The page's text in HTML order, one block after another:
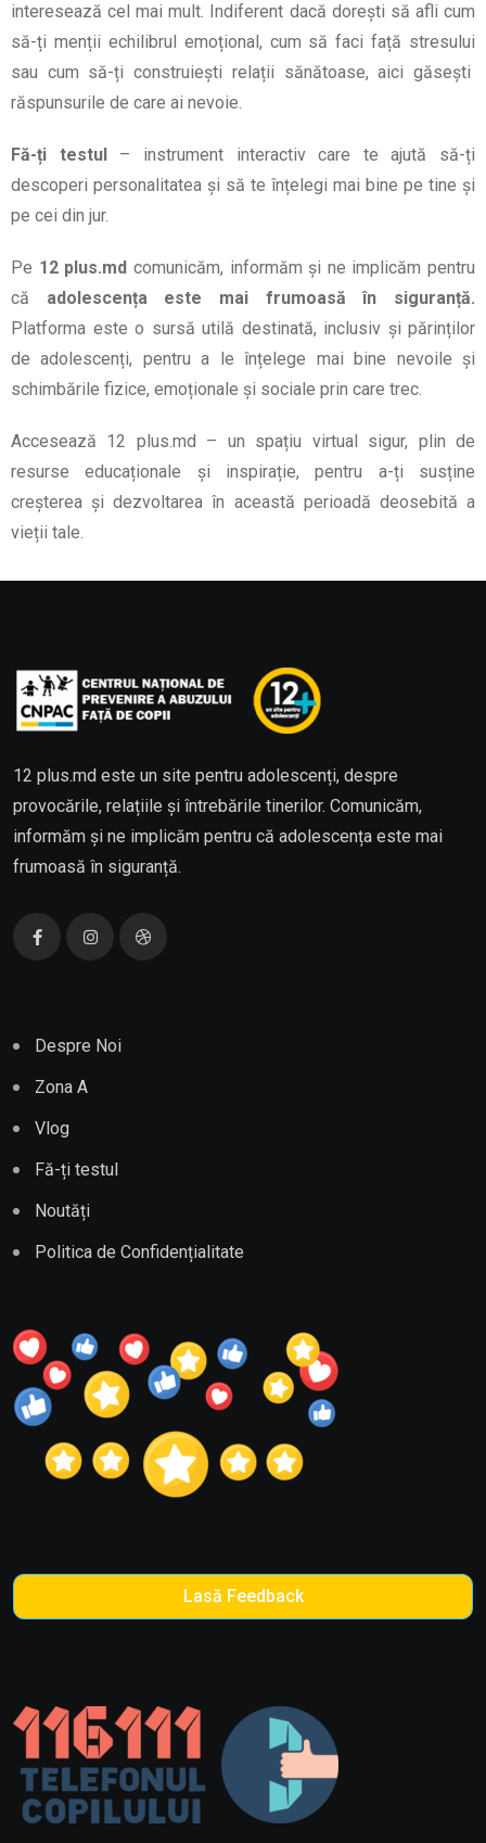
interesează cel mai mult. Indiferent dacă dorești să afli cum
să-ți menții echilibrul emoțional, cum să faci față stresului
sau cum să-ți construiești relații sănătoase, aici găsești
răspunsurile de care ai nevoie.
Fă-ți testul– instrument interactiv care te ajută să-ți
descoperi personalitatea și să te înțelegi mai bine pe tine și
pe cei din jur.
Pe 12 plus.md comunicăm, informăm și ne implicăm pentru
că adolescența este mai frumoasă în siguranță.
Platforma este o sursă utilă destinată, inclusiv și părinților
de adolescenți, pentru a le înțelege mai bine nevoile și
schimbările fizice, emoționale și sociale prin care trec.
Accesează 12 plus.md – un spațiu virtual sigur, plin de
resurse educaționale și inspirație, pentru a-ți susține
creșterea și dezvoltarea în această perioadă deosebită a
vieții tale.
12 plus.md este un site pentru adolescenți, despre
provocările, relațiile și întrebările tinerilor. Comunicăm,
informăm și ne implicăm pentru că adolescența este mai
frumoasă în siguranță.
Despre Noi
Zona A
Vlog
Fă-ți testul
Noutăți
Politica de Confidențialitate
Lasă Feedback